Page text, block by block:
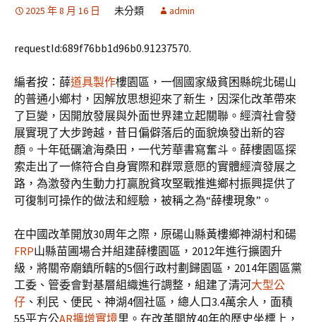
2025 年 8 月 16 日 未分類 admin
requestId:689f76bb1d96b0.91237570.
編者按：薛道具製作樓園區，一個國家級貧困縣皖北碭山
的普通小鄉村，因解放思想迎來了新生，因深化改革帶來
了巨變，因開放發展與外面世界建立起關聯。經濟社會發
展實現了大步跨越，昔日偏僻落后的面貌煥發出新的容
顏。十年砥礪滄海桑田，一代芳華書寫奮斗。薛樓園區探
索走出了一條符合自身實際和群眾意愿的實體經濟發展之
路，為激發內生動力打贏脫貧攻堅戰推進鄉村振興提供了
可復制可操作的做法和經驗，被稱之為“薛樓現象”。
在中國改革開放30周年之際，原碭山縣黃樓鄉神湖村和碭
FRP山縣苗圃場合并組建薛樓園區，2012年進行擴園升
級，將關帝廟鎮所轄的5個行政村劃歸園區，2014年園區黨
工委、管委會對基層組織進行調整，組建了清河大型公
仔 、利民、便民、神湖4個社區，總人口3.4萬余人，面積
55平方公AR擴增實境里。在改革開放40年的歷史坐標上，